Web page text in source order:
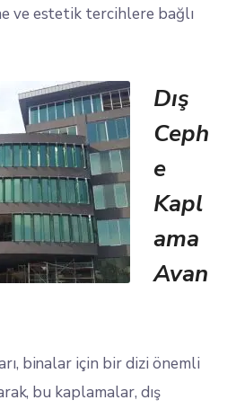
ve estetik tercihlere bağlı
Dış
Ceph
e
Kapl
ama
Avan
binalar için bir dizi önemli
bu kaplamalar, dış